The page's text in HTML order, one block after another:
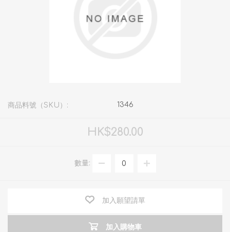
商品料號（SKU）: 1346
HK$280.00
數量:
加入願望請單
加入購物車